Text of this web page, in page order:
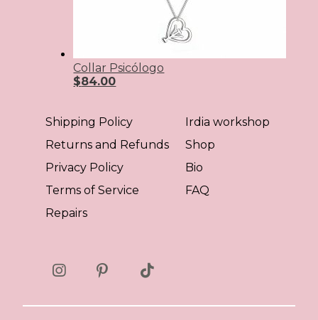
Collar Psicólogo
$84.00
Shipping Policy
Returns and Refunds
Privacy Policy
Terms of Service
Repairs
Irdia workshop
Shop
Bio
FAQ